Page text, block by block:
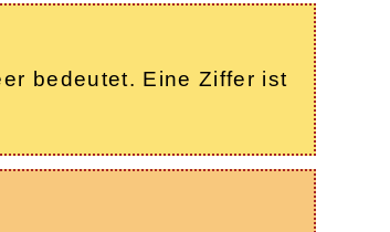
bedeutet. Eine Ziffer ist